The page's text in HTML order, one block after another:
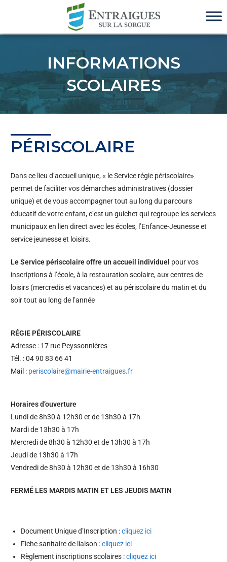
INFORMATIONS
SCOLAIRES
PÉRISCOLAIRE
Dans ce lieu d’accueil unique, « le Service régie périscolaire»
permet de faciliter vos démarches administratives (dossier
unique) et de vous accompagner tout au long du parcours
éducatif de votre enfant, c’est un guichet qui regroupe les services
municipaux en lien direct avec les écoles, l’Enfance-Jeunesse et
service jeunesse et loisirs.
Le Service périscolaire offre un accueil individuel pour vos
inscriptions à l’école, à la restauration scolaire, aux centres de
loisirs (mercredis et vacances) et au périscolaire du matin et du
soir tout au long de l’année
RÉGIE PÉRISCOLAIRE
Adresse : 17 rue Peyssonnières
Tél. : 04 90 83 66 41
Mail : periscolaire@mairie-entraigues.fr
Horaires d’ouverture
Lundi de 8h30 à 12h30 et de 13h30 à 17h
Mardi de 13h30 à 17h
Mercredi de 8h30 à 12h30 et de 13h30 à 17h
Jeudi de 13h30 à 17h
Vendredi de 8h30 à 12h30 et de 13h30 à 16h30
FERMÉ LES MARDIS MATIN ET LES JEUDIS MATIN
Document Unique d’Inscription :cliquez ici
Fiche sanitaire de liaison :cliquez ici
Règlement inscriptions scolaires :cliquez ici